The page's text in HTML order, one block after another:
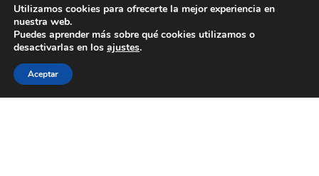
Utilizamos cookies para ofrecerte la mejor experiencia en
nuestra web.
Puedes aprender más sobre qué cookies utilizamos o
desactivarlas en los ajustes.
Aceptar